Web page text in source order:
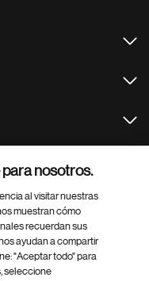
nosotros.
al visitar nuestras
muestran cómo
recuerdan sus
ayudan a compartir
"Aceptar todo" para
seleccione